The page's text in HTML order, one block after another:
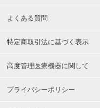
よくある質問
特定商取引法に基づく表示
高度管理医療機器に関して
プライバシーポリシー